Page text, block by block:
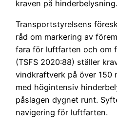
kraven på hinderbelysning.
Transportstyrelsens
råd om markering av
fara för luftfarten och om
(TSFS 2020:88) ställer
vindkraftverk på över 150
med högintensiv
påslagen dygnet runt.
navigering för luftfarten.